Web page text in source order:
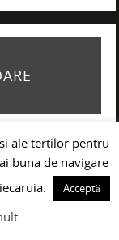
IASI
ale tertilor pentru
buna de navigare
Acceptă